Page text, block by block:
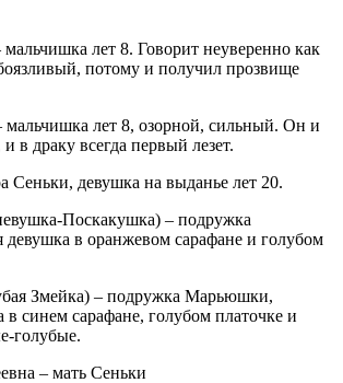
лет 8. Говорит неуверенно как
потому и получил прозвище
лет 8, озорной, сильный. Он и
в драку всегда первый лезет.
Сеньки, девушка на выданье лет 20.
Поскакушка) – подружка
в оранжевом сарафане и голубом
Змейка) – подружка Марьюшки,
в синем сарафане, голубом платочке и
голубые.
– мать Сеньки